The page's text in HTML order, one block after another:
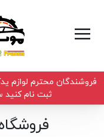
فروشندگان محترم لوازم
ثبت نام